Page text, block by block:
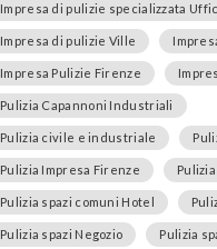
Impresa di pulizie specializzata
Impresa di pulizie Ville
Impresa Pulizie Firenze
Pulizia Capannoni Industriali
Pulizia civile e industriale
Pulizia Impresa Firenze
Pulizia spazi comuni Hotel
Pulizia spazi Negozio Pulizia